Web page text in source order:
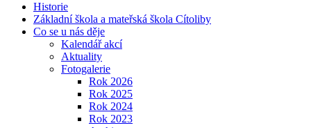
Historie
Základní škola a mateřská škola Cítoliby
Co se u nás děje
Kalendář akcí
Aktuality
Fotogalerie
Rok 2026
Rok 2025
Rok 2024
Rok 2023